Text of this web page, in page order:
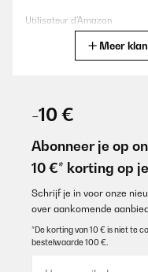
Utilisateur d'Amazon
Utilisateur d'Amazon
Meer
-10 €
Abonneer je op
10 €* korting op
Schrijf je in voor onze
over aankomende
*De korting van 10 € is niet te
bestelwaarde 100 €.